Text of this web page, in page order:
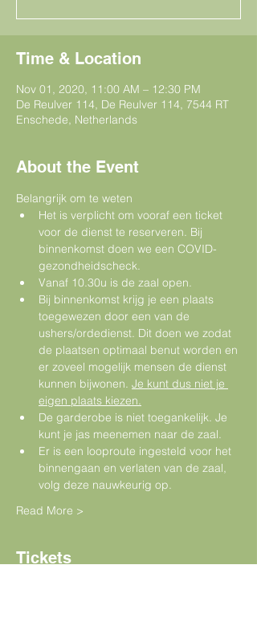
Time & Location
Nov 01, 2020, 11:00 AM – 12:30 PM
De Reulver 114, De Reulver 114, 7544 RT
Enschede, Netherlands
About the Event
Belangrijk om te weten
Het is verplicht om vooraf een ticket
voor de dienst te reserveren. Bij
binnenkomst doen we een COVID-
gezondheidscheck.
Vanaf 10.30u is de zaal open.
Bij binnenkomst krijg je een plaats
toegewezen door een van de
ushers/ordedienst. Dit doen we zodat
de plaatsen optimaal benut worden en
er zoveel mogelijk mensen de dienst
kunnen bijwonen. Je kunt dus niet je
eigen plaats kiezen.
De garderobe is niet toegankelijk. Je
kunt je jas meenemen naar de zaal.
Er is een looproute ingesteld voor het
binnengaan en verlaten van de zaal,
volg deze nauwkeurig op.
Read More >
Tickets